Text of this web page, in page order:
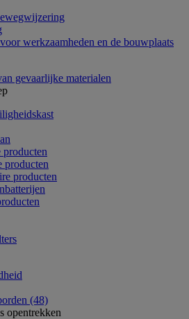
werkzaamheden en de bouwplaats
gevaarlijke materialen
producten
producten
producten
(48)
opentrekken